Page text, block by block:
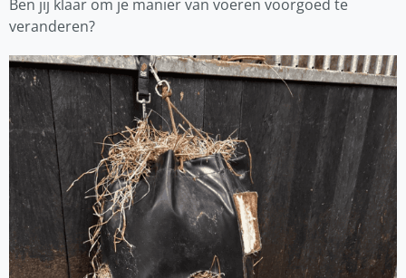
Ben jij klaar om je manier van voeren voorgoed te
veranderen?